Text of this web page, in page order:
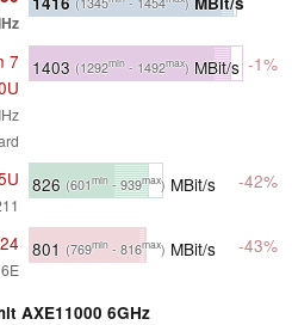
7
1403 (1292min - 1492max) MBit/s -1%
826 (601min - 939max) MBit/s -42%
801 (769min - 816max) MBit/s -43%
AXE11000 6GHz